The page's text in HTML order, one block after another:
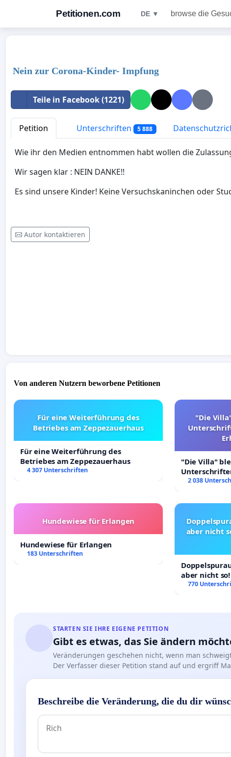
Petitionen.com DE ▼ browse die
Nein zur Corona-Kinder- Impfung
Teile in Facebook (1221)
Petition Unterschriften 5 888
Wie ihr den Medien entnommen habt wollen die
Wir sagen klar : NEIN DANKE!!
Es sind unsere Kinder! Keine Versuchskaninchen oder
Autor kontaktieren
Von anderen Nutzern beworbene Petitionen
Für eine Weiterführung des
Betriebes am Zeppezauerhaus
Für eine Weiterführung des
Betriebes am Zeppezauerhaus
4 307 Unterschriften
"Die
"Die Villa"
Erhalt der
2 038
Hundewiese für Erlangen
Hundewiese für Erlangen
183 Unterschriften
aber nicht
aber nicht
Rechte!
770
STARTEN SIE IHRE EIGENE PETITION
Gibt es etwas, das Sie ändern
Veränderungen geschehen nicht, wenn man
Der Verfasser dieser Petition stand auf und ergriff
Beschreibe die Veränderung, die du dir